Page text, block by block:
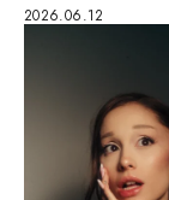
2026.06.12